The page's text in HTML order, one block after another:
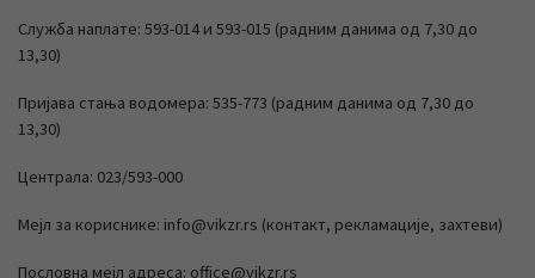
Служба наплате: 593-014 и 593-015 (радним данима од 7,30 до
13,30)
Пријава стања водомера: 535-773 (радним данима од 7,30 до
13,30)
Централа: 023/593-000
Мејл за кориснике: info@vikzr.rs (контакт, рекламације, захтеви)
Пословна мејл адреса: office@vikzr.rs